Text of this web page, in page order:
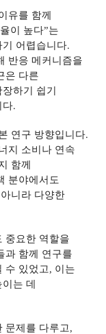
유를 함께
이 높다”는
어렵습니다.
반응 메커니즘을
은 다른
하기 쉽기
다.
연구 방향입니다.
지 소비나 연속
함께
분야에서도
니라 다양한
중요한 역할을
과 함께 연구를
수 있었고, 이는
는 데
문제를 다루고,